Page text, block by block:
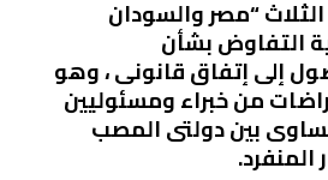
“مصر والسودان
التفاوض بشأن
إلى إتفاق قانونى ، وهو
من خبراء ومسئوليين
بين دولتى المصب
المنفرد.